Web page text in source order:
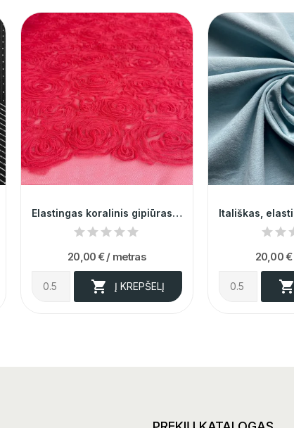
Elastingas koralinis gipiūras su rožėmis
20,00 €/ metras
 Į KREPŠELĮ
20,00 €
